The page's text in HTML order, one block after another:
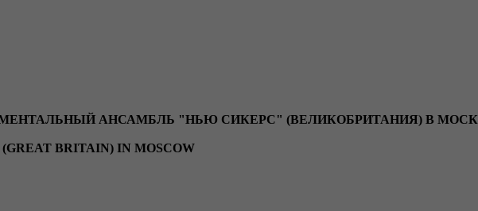
АНСАМБЛЬ "НЬЮ СИКЕРС" (ВЕЛИКОБРИТАНИЯ) В
BRITAIN) IN MOSCOW